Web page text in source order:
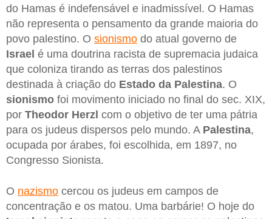
do Hamas é indefensável e inadmissível. O Hamas
não representa o pensamento da grande maioria do
povo palestino. O sionismo do atual governo de
Israel é uma doutrina racista de supremacia judaica
que coloniza tirando as terras dos palestinos
destinada à criação do Estado da Palestina. O
sionismo foi movimento iniciado no final do sec. XIX,
por Theodor Herzl com o objetivo de ter uma pátria
para os judeus dispersos pelo mundo. A Palestina,
ocupada por árabes, foi escolhida, em 1897, no
Congresso Sionista.
O nazismo cercou os judeus em campos de
concentração e os matou. Uma barbárie! O hoje do